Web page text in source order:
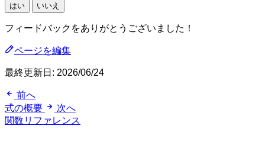
はい いいえ
フィードバックをありがとうございました！
ページを編集
最終更新日: 2026/06/24
前へ
式の概要
次へ
関数リファレンス